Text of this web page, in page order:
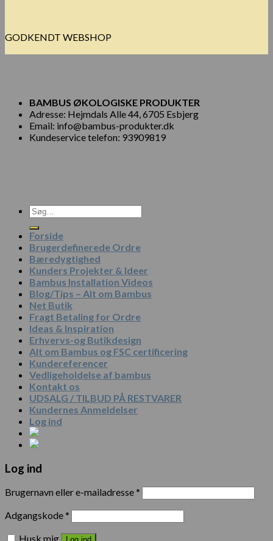
GODKENDT WEBSHOP
BAMBUS ØKOLOGISKE PRODUKTER
Adresse: Hejmdals Alle 44, 6705 Esbjerg
Email: info@bambus-produkter.dk
Kundeservice telefon: 93909819
Søg
efter:
Forside
Brugerdefinerede Ordre
Bæredygtighed
Kunders Projekter & Ideer
Bambus Installation Videos
Blog/Tips – Alt om Bambus
Net Butik
Fragt Betaling for Ordre
Ideas & Inspiration
Erhvervs-og Butikdesign
Alt om Bambus og FSC certificering
Kundereferencer
Vedligeholdelse af bambus
Kontakt os
UDSALG / TILBUD PÅ RESTVARER
Kundernes Anmeldelser
Log ind
Log ind
Brugernavn eller e-mailadresse*
Adgangskode*
Husk mig